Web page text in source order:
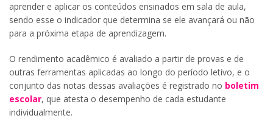
aprender e aplicar os conteúdos ensinados em sala de aula,
sendo esse o indicador que determina se ele avançará ou não
para a próxima etapa de aprendizagem.
O rendimento acadêmico é avaliado a partir de provas e de
outras ferramentas aplicadas ao longo do período letivo, e o
conjunto das notas dessas avaliações é registrado no boletim
escolar, que atesta o desempenho de cada estudante
individualmente.